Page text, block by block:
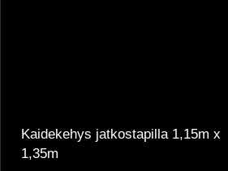
Kaidekehys jatkostapilla 1,15m x
1,35m